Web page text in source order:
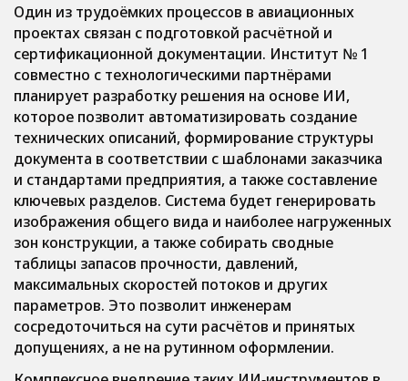
Один из трудоёмких процессов в авиационных
проектах связан с подготовкой расчётной и
сертификационной документации. Институт № 1
совместно с технологическими партнёрами
планирует разработку решения на основе ИИ,
которое позволит автоматизировать создание
технических описаний, формирование структуры
документа в соответствии с шаблонами заказчика
и стандартами предприятия, а также составление
ключевых разделов. Система будет генерировать
изображения общего вида и наиболее нагруженных
зон конструкции, а также собирать сводные
таблицы запасов прочности, давлений,
максимальных скоростей потоков и других
параметров. Это позволит инженерам
сосредоточиться на сути расчётов и принятых
допущениях, а не на рутинном оформлении.